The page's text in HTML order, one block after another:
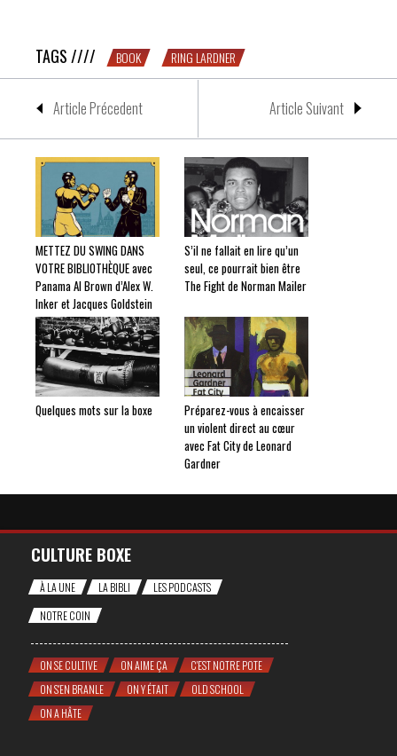
TAGS //// BOOK RING LARDNER
Article Précedent Article Suivant
METTEZ DU SWING DANS
VOTRE BIBLIOTHÈQUE avec
Panama Al Brown d’Alex W.
Inker et Jacques Goldstein
S’il ne fallait en lire qu’un
seul, ce pourrait bien être
The Fight de Norman Mailer
Quelques mots sur la boxe
Préparez-vous à encaisser
un violent direct au cœur
avec Fat City de Leonard
Gardner
CULTURE BOXE
À LA UNE LA BIBLI
LES PODCASTS
NOTRE COIN
ON SE CULTIVE ON AIME ÇA
C'EST NOTRE POTE
ON S'EN BRANLE
ON Y ÉTAIT
OLD SCHOOL
ON A HÂTE